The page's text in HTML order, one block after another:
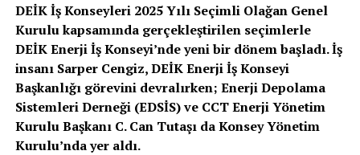
DEİK İş Konseyleri 2025 Yılı Seçimli Olağan Genel
Kurulu kapsamında gerçekleştirilen seçimlerle
DEİK Enerji İş Konseyi’nde yeni bir dönem başladı. İş
insanı Sarper Cengiz, DEİK Enerji İş Konseyi
Başkanlığı görevini devralırken; Enerji Depolama
Sistemleri Derneği (EDSİS) ve CCT Enerji Yönetim
Kurulu Başkanı C. Can Tutaşı da Konsey Yönetim
Kurulu’nda yer aldı.